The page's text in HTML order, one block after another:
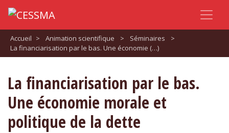
Accueil > Animation scientifique > Séminaires
>
La financiarisation par le bas. Une économie (…)
La financiarisation par le bas.
Une économie morale et
politique de la dette